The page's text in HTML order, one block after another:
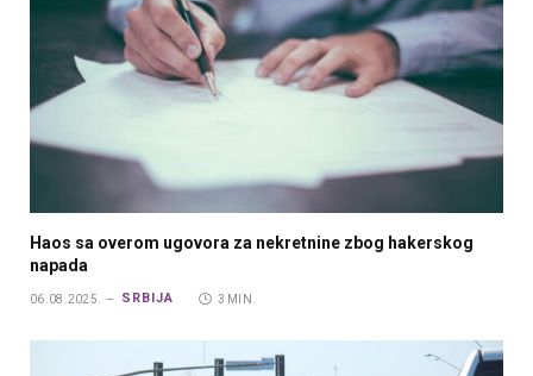
Haos sa overom ugovora za nekretnine zbog hakerskog
napada
06.08.2025. SRBIJA 3 MIN.